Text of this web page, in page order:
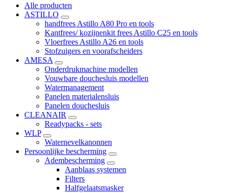
Alle producten
ASTILLO
handfrees Astillo A80 Pro en tools
Kantfrees/ kozijnenkit frees Astillo C25 en tools
Vloerfrees Astillo A26 en tools
Stofzuigers en voorafscheiders
AMESA
Onderdrukmachine modellen
Vouwbare douchesluis modellen
Watermanagement
Panelen materialensluis
Panelen douchesluis
CLEANAIR
Readypacks - sets
WLP
Waternevelkanonnen
Persoonlijke bescherming
Adembescherming
Aanblaas systemen
Filters
Halfgelaatsmasker